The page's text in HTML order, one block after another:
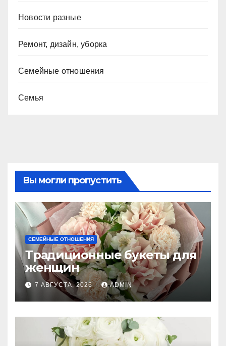
Новости разные
Ремонт, дизайн, уборка
Семейные отношения
Семья
Вы могли пропустить
СЕМЕЙНЫЕ ОТНОШЕНИЯ
Традиционные букеты для
женщин
7 АВГУСТА, 2026 ADMIN